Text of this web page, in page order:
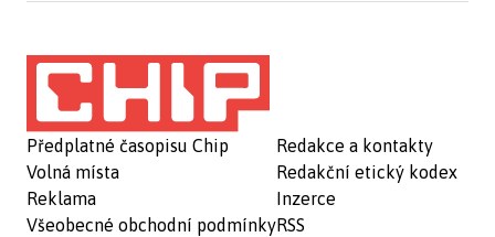
Předplatné časopisu Chip
Volná místa
Reklama
Všeobecné obchodní podmínky
Redakce a kontakty
Redakční etický kodex
Inzerce
RSS